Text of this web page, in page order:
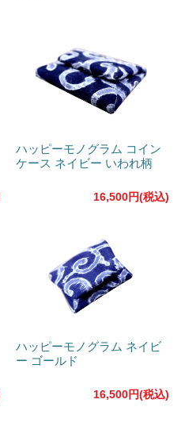
ハッピーモノグラム コイン
ケース ネイビー いわれ柄
16,500円(税込)
ハッピーモノグラム ネイビ
ー ゴールド
16,500円(税込)